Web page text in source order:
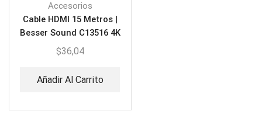
Accesorios
Cable HDMI 15 Metros |
Besser Sound C13516 4K
$36,04
Añadir Al Carrito